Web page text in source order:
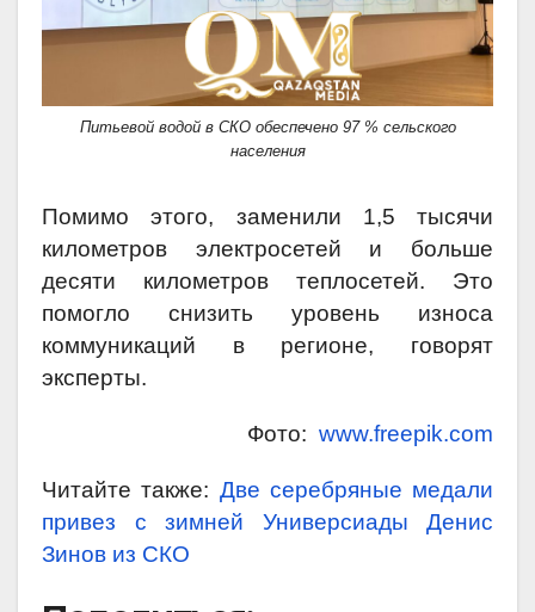
Питьевой водой в СКО обеспечено 97 % сельского
населения
Помимо этого, заменили 1,5 тысячи
километров электросетей и больше
десяти километров теплосетей. Это
помогло снизить уровень износа
коммуникаций в регионе, говорят
эксперты.
Фото: www.freepik.com
Читайте также: Две серебряные медали
привез с зимней Универсиады Денис
Зинов из СКО